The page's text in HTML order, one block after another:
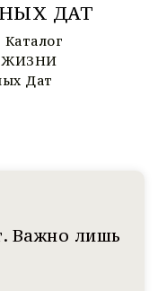
ДАТ
Каталог
ЖИЗНИ
Дат
Важно лишь